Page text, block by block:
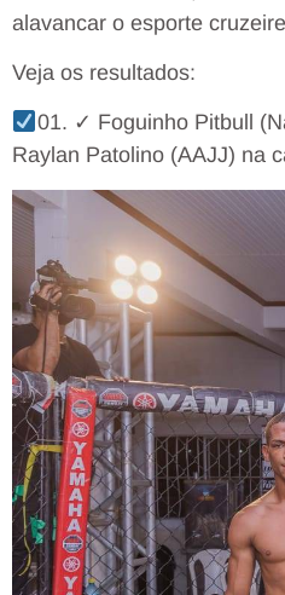
alavancar o esporte
Veja os resultados:
01. ✓ Foguinho Pitbull
Raylan Patolino (AAJJ) na